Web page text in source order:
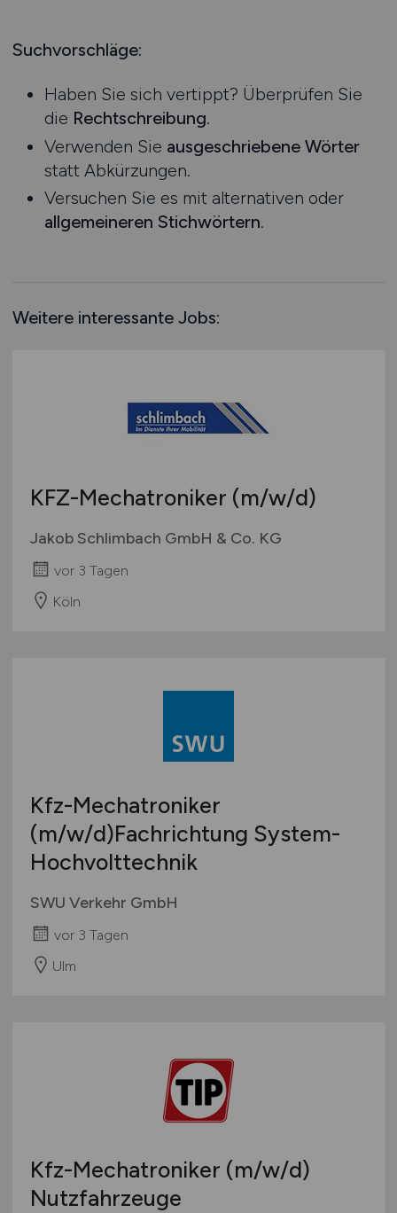
Mecklenburg-Vorpommern
Nordrhein-Westfalen
Rheinland-Pfalz
Saarland
Sachsen
Sachsen-Anhalt
Schleswig-Holstein
Schweiz
Suchvorschläge:
Haben Sie sich vertippt? Überprüfen Sie
die Rechtschreibung.
Verwenden Sie ausgeschriebene Wörter
statt Abkürzungen.
Versuchen Sie es mit alternativen oder
allgemeineren Stichwörtern.
Weitere interessante Jobs:
KFZ-Mechatroniker (m/w/d)
Jakob Schlimbach GmbH & Co. KG
vor 3 Tagen
Köln
Kfz-Mechatroniker
(m/w/d)Fachrichtung System-
Hochvolttechnik
SWU Verkehr GmbH
vor 3 Tagen
Ulm
Kfz-Mechatroniker (m/w/d)
Nutzfahrzeuge